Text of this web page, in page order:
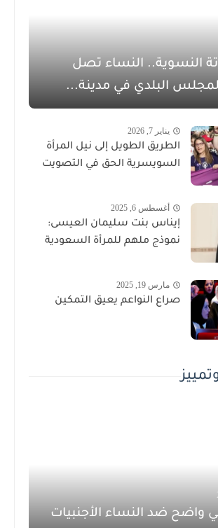
النسوية.. النساء تصل
البلدي في مدينة...
يناير 7, 2026
الطريق الطويل إلى نيل المرأة
السويسرية الحق في التصويت
أغسطس 6, 2025
إيناس بنت سليمان العيسى:
نموذج ملهم للمرأة السعودية
مارس 19, 2025
صراع النواعم يعيق التمكين
واضح ضد النساء الأجنبيات